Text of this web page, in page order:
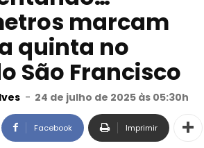
marcam
quinta no
São Francisco
- 24 de julho de 2025 às 05:30h
Facebook Imprimir